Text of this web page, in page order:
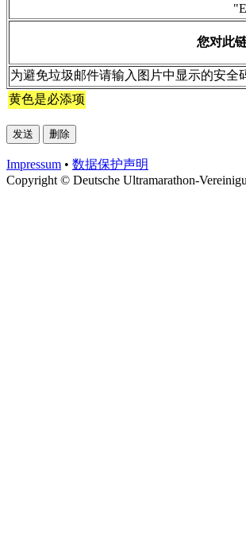
您对此
为避免垃圾邮件请输入图片中显示的安全
黄色是必添项
Impressum • 数据​保护​声明
Copyright © Deutsche Ultramarathon-